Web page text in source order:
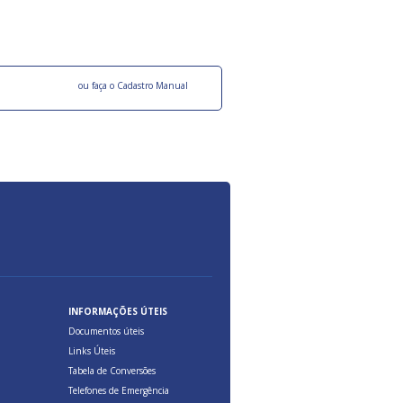
ou faça o Cadastro Manual
INFORMAÇÕES ÚTEIS
Documentos úteis
Links Úteis
Tabela de Conversões
Telefones de Emergência